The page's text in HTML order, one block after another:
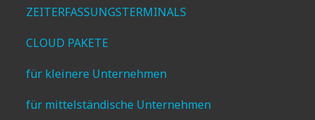
ZEITERFASSUNGSTERMINALS
CLOUD PAKETE
für kleinere Unternehmen
für mittelständische Unternehmen